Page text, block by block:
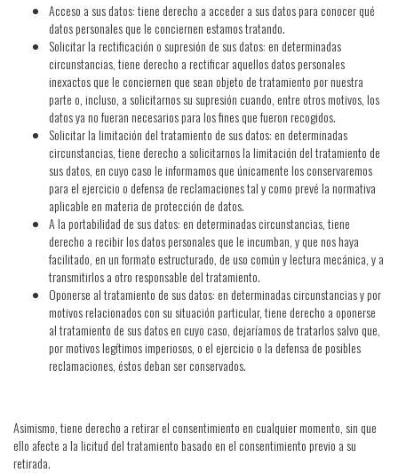
Acceso a sus datos: tiene derecho a acceder a sus datos para conocer qué
datos personales que le conciernen estamos tratando.
Solicitar la rectificación o supresión de sus datos: en determinadas
circunstancias, tiene derecho a rectificar aquellos datos personales
inexactos que le conciernen que sean objeto de tratamiento por nuestra
parte o, incluso, a solicitarnos su supresión cuando, entre otros motivos, los
datos ya no fueran necesarios para los fines que fueron recogidos.
Solicitar la limitación del tratamiento de sus datos: en determinadas
circunstancias, tiene derecho a solicitarnos la limitación del tratamiento de
sus datos, en cuyo caso le informamos que únicamente los conservaremos
para el ejercicio o defensa de reclamaciones tal y como prevé la normativa
aplicable en materia de protección de datos.
A la portabilidad de sus datos: en determinadas circunstancias, tiene
derecho a recibir los datos personales que le incumban, y que nos haya
facilitado, en un formato estructurado, de uso común y lectura mecánica, y a
transmitirlos a otro responsable del tratamiento.
Oponerse al tratamiento de sus datos: en determinadas circunstancias y por
motivos relacionados con su situación particular, tiene derecho a oponerse
al tratamiento de sus datos en cuyo caso, dejaríamos de tratarlos salvo que,
por motivos legítimos imperiosos, o el ejercicio o la defensa de posibles
reclamaciones, éstos deban ser conservados.
Asimismo, tiene derecho a retirar el consentimiento en cualquier momento, sin que
ello afecte a la licitud del tratamiento basado en el consentimiento previo a su
retirada.